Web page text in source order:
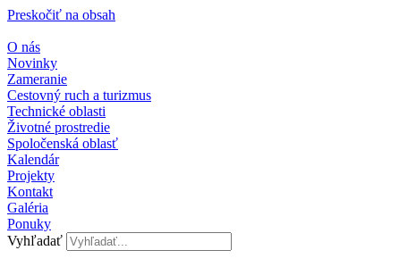
Preskočiť na obsah
O nás
Novinky
Zameranie
Cestovný ruch a turizmus
Technické oblasti
Životné prostredie
Spoločenská oblasť
Kalendár
Projekty
Kontakt
Galéria
Ponuky
Vyhľadať